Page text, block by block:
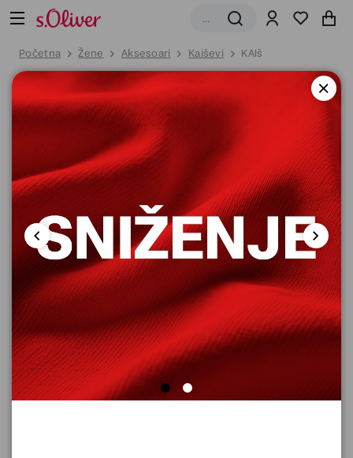
Početna Žene Aksesoari Kaiševi KAIš